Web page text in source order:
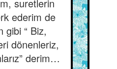
suretlerin
ederim de
gibi “ Biz,
dönenleriz,
derim…